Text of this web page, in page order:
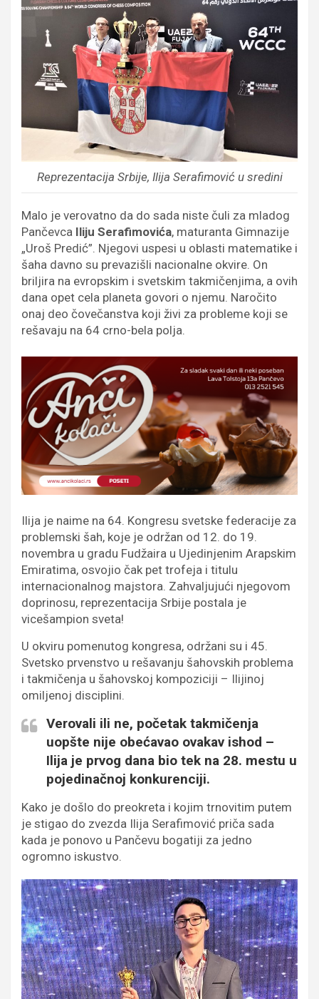
Reprezentacija Srbije, Ilija Serafimović u sredini
Malo je verovatno da do sada niste čuli za mladog
Pančevca Iliju Serafimovića, maturanta Gimnazije
„Uroš Predić”. Njegovi uspesi u oblasti matematike i
šaha davno su prevazišli nacionalne okvire. On
briljira na evropskim i svetskim takmičenjima, a ovih
dana opet cela planeta govori o njemu. Naročito
onaj deo čovečanstva koji živi za probleme koji se
rešavaju na 64 crno-bela polja.
Ilija je naime na 64. Kongresu svetske federacije za
problemski šah, koje je održan od 12. do 19.
novembra u gradu Fudžaira u Ujedinjenim Arapskim
Emiratima, osvojio čak pet trofeja i titulu
internacionalnog majstora. Zahvaljujući njegovom
doprinosu, reprezentacija Srbije postala je
vicešampion sveta!
U okviru pomenutog kongresa, održani su i 45.
Svetsko prvenstvo u rešavanju šahovskih problema
i takmičenja u šahovskoj kompoziciji – Ilijinoj
omiljenoj disciplini.
Verovali ili ne, početak takmičenja
uopšte nije obećavao ovakav ishod –
Ilija je prvog dana bio tek na 28. mestu u
pojedinačnoj konkurenciji.
Kako je došlo do preokreta i kojim trnovitim putem
je stigao do zvezda Ilija Serafimović priča sada
kada je ponovo u Pančevu bogatiji za jedno
ogromno iskustvo.